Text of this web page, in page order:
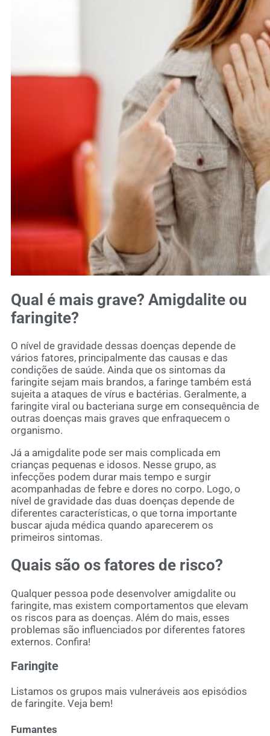
Qual é mais grave? Amigdalite ou
faringite?
O nível de gravidade dessas doenças depende de
vários fatores, principalmente das causas e das
condições de saúde. Ainda que os sintomas da
faringite sejam mais brandos, a faringe também está
sujeita a ataques de vírus e bactérias. Geralmente, a
faringite viral ou bacteriana surge em consequência de
outras doenças mais graves que enfraquecem o
organismo.
Já a amigdalite pode ser mais complicada em
crianças pequenas e idosos. Nesse grupo, as
infecções podem durar mais tempo e surgir
acompanhadas de febre e dores no corpo. Logo, o
nível de gravidade das duas doenças depende de
diferentes características, o que torna importante
buscar ajuda médica quando aparecerem os
primeiros sintomas.
Quais são os fatores de risco?
Qualquer pessoa pode desenvolver amigdalite ou
faringite, mas existem comportamentos que elevam
os riscos para as doenças. Além do mais, esses
problemas são influenciados por diferentes fatores
externos. Confira!
Faringite
Listamos os grupos mais vulneráveis aos episódios
de faringite. Veja bem!
Fumantes